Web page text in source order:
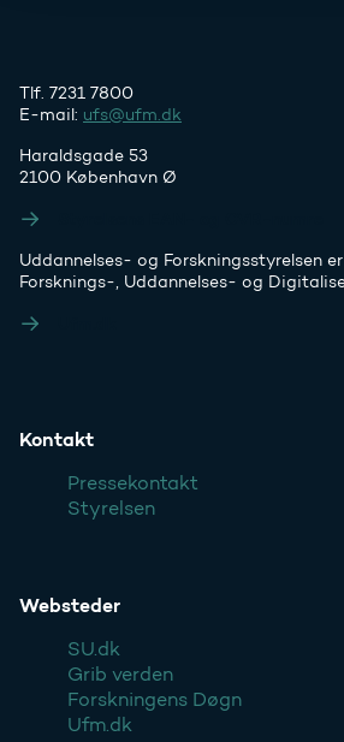
Tlf. 7231 7800
E-mail: ufs@ufm.dk
Haraldsgade 53
2100 København Ø
Uddannelses- og Forskningsstyrelsen
Forsknings-, Uddannelses- og
Kontakt
Pressekontakt
Styrelsen
Websteder
SU.dk
Grib verden
Forskningens Døgn
Ufm.dk